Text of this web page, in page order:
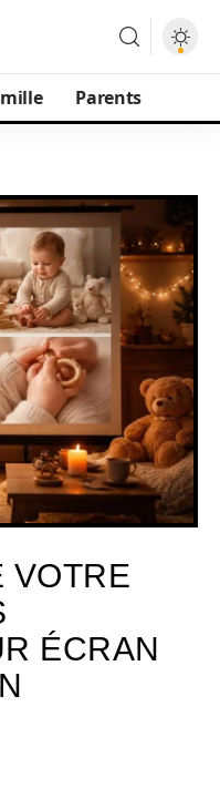
Parents
VOTRE
ÉCRAN